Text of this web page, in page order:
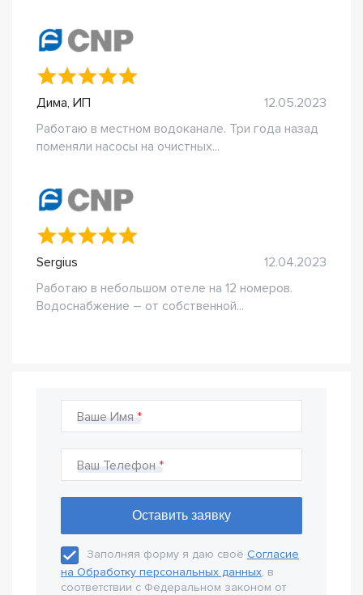
Дима, ИП
12.05.2023
Работаю в местном водоканале. Три года назад
поменяли насосы на очистных...
Sergius
12.04.2023
Работаю в небольшом отеле на 12 номеров.
Водоснабжение – от собственной...
Ваше Имя
Ваш Телефон
Заполняя форму я даю своё Согласие
на Обработку персональных данных, в
соответствии с Федеральном законом от